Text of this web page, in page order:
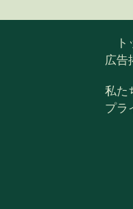
広告
私た
プラ